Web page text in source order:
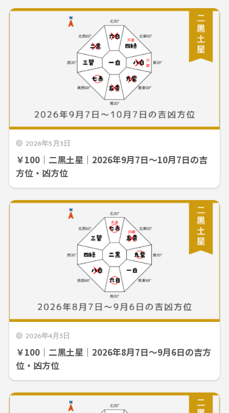
2026年5月3日
￥100｜二黒土星｜2026年9月7日～10月7日の吉
方位・凶方位
2026年4月3日
￥100｜二黒土星｜2026年8月7日～9月6日の吉方
位・凶方位